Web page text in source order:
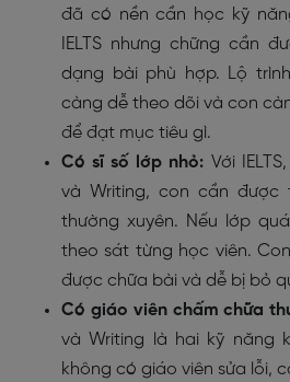
đã có nền cần học kỹ
IELTS nhưng chững cần
dạng bài phù hợp. Lộ
càng dễ theo dõi và con
để đạt mục tiêu gì.
Có sĩ số lớp nhỏ: Với
và Writing, con cần
thường xuyên. Nếu lớp
theo sát từng học viên.
được chữa bài và dễ bị bỏ
Có giáo viên chấm chữa
và Writing là hai kỹ năng
không có giáo viên sửa lỗi,